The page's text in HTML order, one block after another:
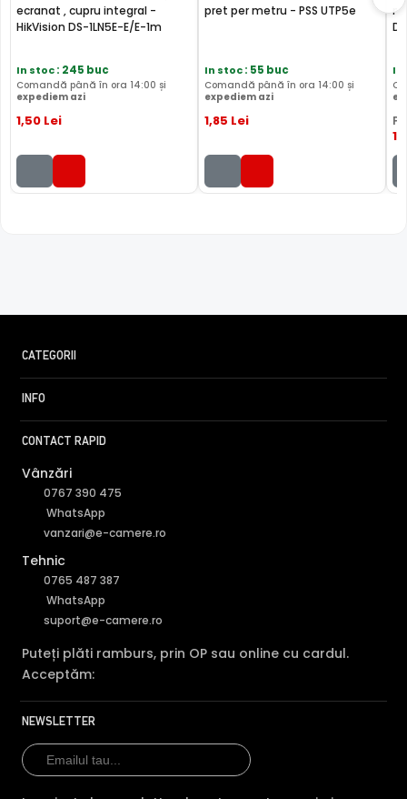
ecranat , cupru integral -
HikVision DS-1LN5E-E/E-1m
In stoc: 245 buc
Comandă până în ora 14:00 și
expediem azi
1,50 Lei
pret per metru - PSS UTP5e
In stoc: 55 buc
Comandă până în ora 14:00 și
expediem azi
1,85 Lei
In
1
CATEGORII
INFO
CONTACT RAPID
Vânzări
0767 390 475
WhatsApp
vanzari@e-camere.ro
Tehnic
0765 487 387
WhatsApp
suport@e-camere.ro
Puteți plăti ramburs, prin OP sau online cu cardul.
Acceptăm:
NEWSLETTER